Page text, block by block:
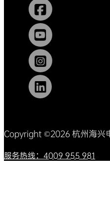
Copyright ©2026 杭州海兴
服务热线：4009 955 981